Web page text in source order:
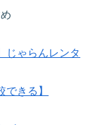
じゃらんレンタ
きる】